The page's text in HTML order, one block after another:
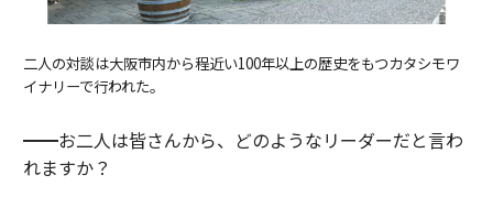
二人の対談は大阪市内から程近い100年以上の歴史をもつカタシモワ
イナリーで行われた。
━━お二人は皆さんから、どのようなリーダーだと言わ
れますか？